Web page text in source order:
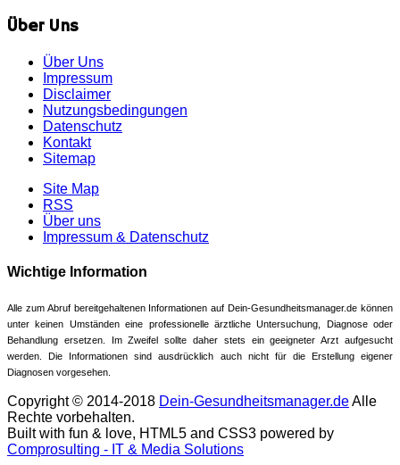
Über Uns
Über Uns
Impressum
Disclaimer
Nutzungsbedingungen
Datenschutz
Kontakt
Sitemap
Site Map
RSS
Über uns
Impressum & Datenschutz
Wichtige Information
Alle zum Abruf bereitgehaltenen Informationen auf Dein-Gesundheitsmanager.de können
unter keinen Umständen eine professionelle ärztliche Untersuchung, Diagnose oder
Behandlung ersetzen. Im Zweifel sollte daher stets ein geeigneter Arzt aufgesucht
werden. Die Informationen sind ausdrücklich auch nicht für die Erstellung eigener
Diagnosen vorgesehen.
Copyright © 2014-2018 Dein-Gesundheitsmanager.deAlle
Rechte vorbehalten.
Built with fun & love, HTML5 and CSS3 powered by
Comprosulting - IT & Media Solutions